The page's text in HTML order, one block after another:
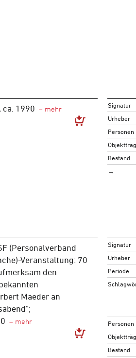
ca. 1990 Signatur
Urheber
Personen
Bestand
→
(Personalverband
Veranstaltung: 70
den
Maeder an
Signatur
Urheber
Periode
Personen
Bestand